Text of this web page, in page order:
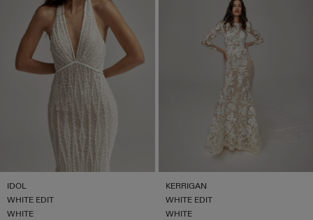
IDOL
WHITE EDIT
WHITE
KERRIGAN
WHITE EDIT
WHITE